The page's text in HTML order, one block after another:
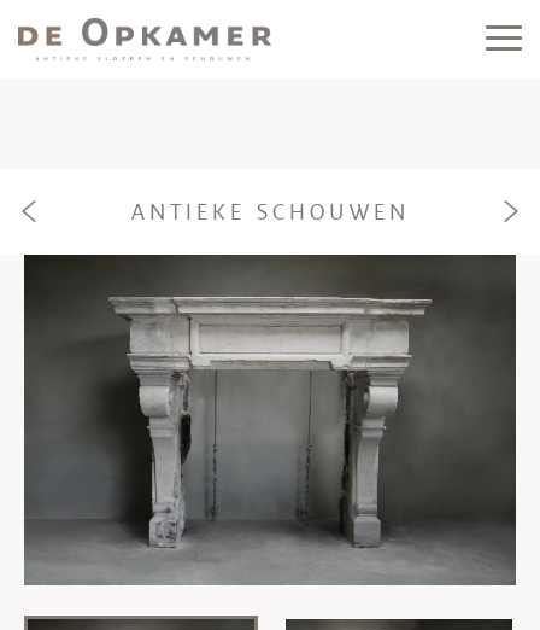
e f
ANTIEKE SCHOUWEN